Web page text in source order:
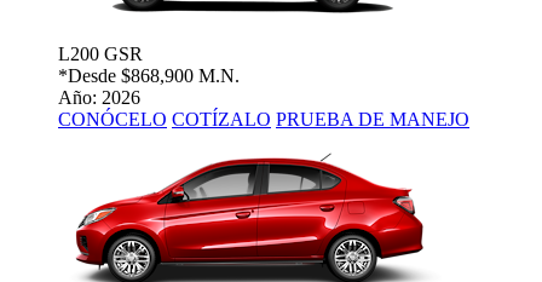
L200 GSR
*Desde $868,900 M.N.
Año: 2026
CONÓCELO COTÍZALO PRUEBA DE MANEJO